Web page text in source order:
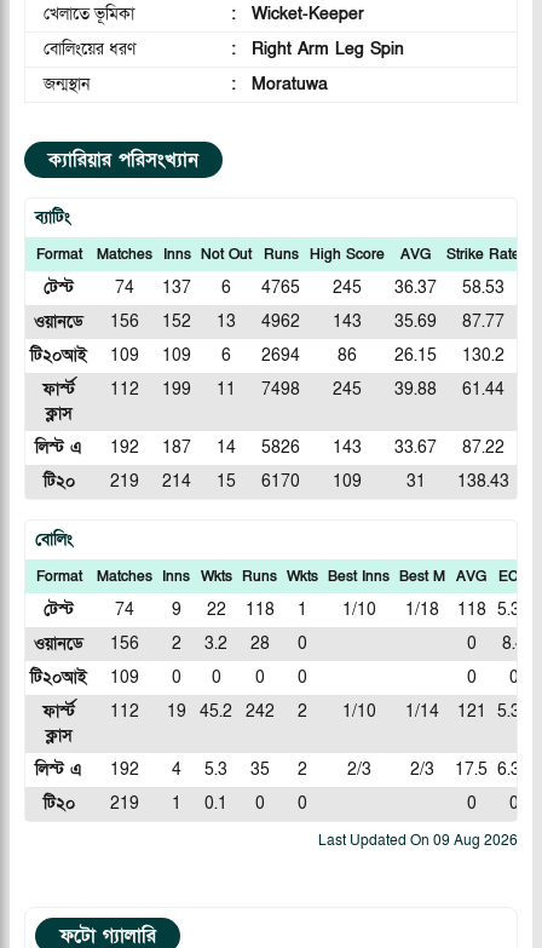
খেলাতে ভূমিকা
:
Wicket-Keeper
বোলিংয়ের ধরণ
:
Right Arm Leg Spin
জন্মস্থান
: Moratuwa
ক্যারিয়ার পরিসংখ্যান
ব্যাটিং
Format Matches Inns Not Out Runs High Score AVG Strike Rate
টেস্ট 74 137 6 4765 245 36.37 58.53
ওয়ানডে
156 152 13 4962 143 35.69
87.77
টি২০আই
109 109 6 2694 86 26.15
130.2
ফার্স্ট
ক্লাস
112 199 11 7498 245 39.88 61.44
লিস্ট এ 192 187 14 5826 143 33.67
87.22
টি২০
219 214 15 6170 109 31 138.43
বোলিং
Format Matches Inns Wkts Runs Wkts Best Inns Best M AVG ECN
টেস্ট 74 9 22 118 1 1/10 1/18 118 5.36
ওয়ানডে
156 2 3.2 28 0 0
8.4
টি২০আই
109 0 0 0 0 0
0
ফার্স্ট
ক্লাস
112 19 45.2 242 2 1/10 1/14 121 5.33
লিস্ট এ 192 4 5.3 35 2 2/3 2/3 17.5 6.36
টি২০
219 1 0.1 0 0 0 0
Last Updated On 09 Aug 2026
ফটো গ্যালারি